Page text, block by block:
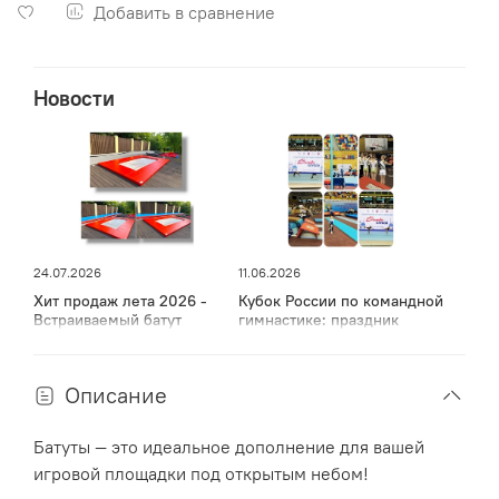
Добавить в сравнение
Количество пружин:
Зона приземления:
Высота прыжков
(падения максимальная):
Вокруг (более подробно указано в паспорте батута)
состоящий из полиуретановых и каучуковых пластин,
падении детей и взрослых. Все конструктивные
элементы обладают нескользящими, антивандальными
Новости
24.07.2026
Хит продаж лета 2026 -
Встраиваемый батут
11.06.2026
Кубок России по командной
гимнастике: праздник
Описание
Батуты — это идеальное дополнение для вашей
игровой площадки под открытым небом!